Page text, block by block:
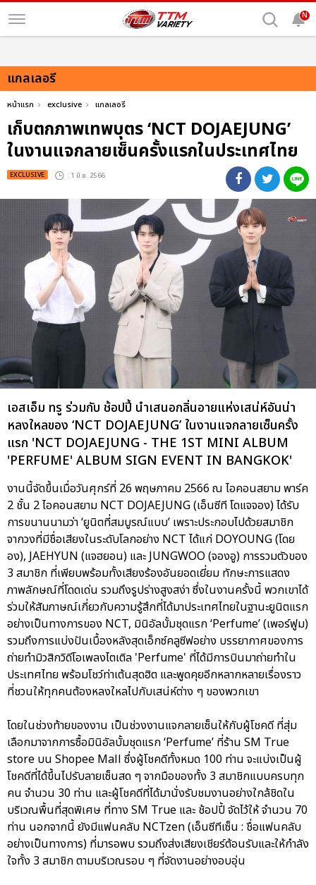
N
แกลเลอรี
หน้าแรก exclusive แกลเลอรี
เก็บตกภาพเทพบุตร ‘NCT DOJAEJUNG’
ในงานแจกลายเซ็นครั้งแรกในประเทศไทย
EXCLUSIVE : 1 มิ.ย. 2566
เอสเอ็ม ทรู ร่วมกับ ช้อปปี้ นำเสนอกลิ่นอายแห่งเสน่ห์อันน่า
หลงใหลของ ‘NCT DOJAEJUNG’ ในงานแจกลายเซ็นครั้ง
แรก 'NCT DOJAEJUNG - THE 1ST MINI ALBUM
'PERFUME' ALBUM SIGN EVENT IN BANGKOK'
งานนี้จัดขึ้นเมื่อวันศุกร์ที่ 26 พฤษภาคม 2566 ณ ไอคอนสยาม พาร์ค
2 ชั้น 2 ไอคอนสยาม NCT DOJAEJUNG (เอ็นซีที โดแจจอง) ได้รับ
การขนานนามว่า ‘ยูนิตที่สมบูรณ์แบบ’ เพราะประกอบไปด้วยสมาชิก
จากวงที่มีชื่อเสียงในระดับโลกอย่าง NCT ได้แก่ DOYOUNG (โดย
อง), JAEHYUN (แจฮยอน) และ JUNGWOO (จองอู) การรวมตัวของ
3 สมาชิก ที่เพียบพร้อมทั้งเสียงร้องอันยอดเยี่ยม ทักษะการแสดง
ภาพลักษณ์ที่โดดเด่น รวมถึงรูปร่างสูงสง่า ซึ่งในงานครั้งนี้ พวกเขาได้
ร่วมให้สัมภาษณ์เกี่ยวกับความรู้สึกที่ได้มาประเทศไทยในฐานะยูนิตแรก
อย่างเป็นทางการของ NCT, มินิอัลบั้มชุดแรก ‘Perfume’ (เพอร์ฟูม)
รวมถึงการแบ่งปันเบื้องหลังสุดเอ็กซ์คลูซีฟอย่าง บรรยากาศของการ
ถ่ายทำมิวสิกวิดีโอเพลงไตเติล 'Perfume' ที่ได้มีการบินมาถ่ายทำใน
ประเทศไทย พร้อมโชว์ท่าเต้นสุดฮิต และพูดคุยอีกหลากหลายเรื่องราว
ที่ชวนให้ทุกคนต้องหลงใหลไปกับเสน่ห์ต่าง ๆ ของพวกเขา
โดยในช่วงท้ายของงาน เป็นช่วงงานแจกลายเซ็นให้กับผู้โชคดี ที่สุ่ม
เลือกมาจากการซื้อมินิอัลบั้มชุดแรก ‘Perfume’ ที่ร้าน SM True
store บน Shopee Mall ซึ่งผู้โชคดีทั้งหมด 100 ท่าน จะแบ่งเป็นผู้
โชคดีที่ได้ขึ้นไปรับลายเซ็นสด ๆ จากมือของทั้ง 3 สมาชิกแบบครบทุก
คน จำนวน 30 ท่าน และผู้โชคดีที่ได้มานั่งรับชมงานอย่างใกล้ชิดใน
บริเวณพื้นที่สุดพิเศษ ที่ทาง SM True และ ช้อปปี้ จัดไว้ให้ จำนวน 70
ท่าน นอกจากนี้ ยังมีแฟนคลับ NCTzen (เอ็นซีทีเซ็น : ชื่อแฟนคลับ
อย่างเป็นทางการ) ที่มารอพบ รวมถึงส่งเสียงเชียร์ต้อนรับและให้กำลัง
ใจทั้ง 3 สมาชิก ตามบริเวณรอบ ๆ ที่จัดงานอย่างอบอุ่น